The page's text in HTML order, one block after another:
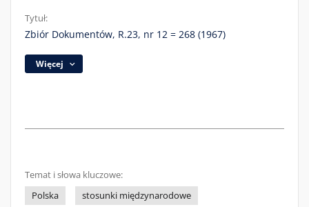
Tytuł:
Zbiór Dokumentów, R.23, nr 12 = 268 (1967)
Więcej
Temat i słowa kluczowe:
Polska
stosunki międzynarodowe